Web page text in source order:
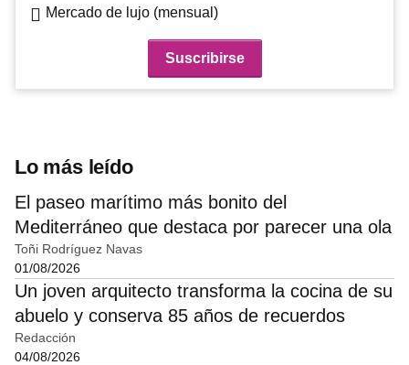
Mercado de lujo (mensual)
Lo más leído
El paseo marítimo más bonito del
Mediterráneo que destaca por parecer una ola
Toñi Rodríguez Navas
01/08/2026
Un joven arquitecto transforma la cocina de su
abuelo y conserva 85 años de recuerdos
Redacción
04/08/2026